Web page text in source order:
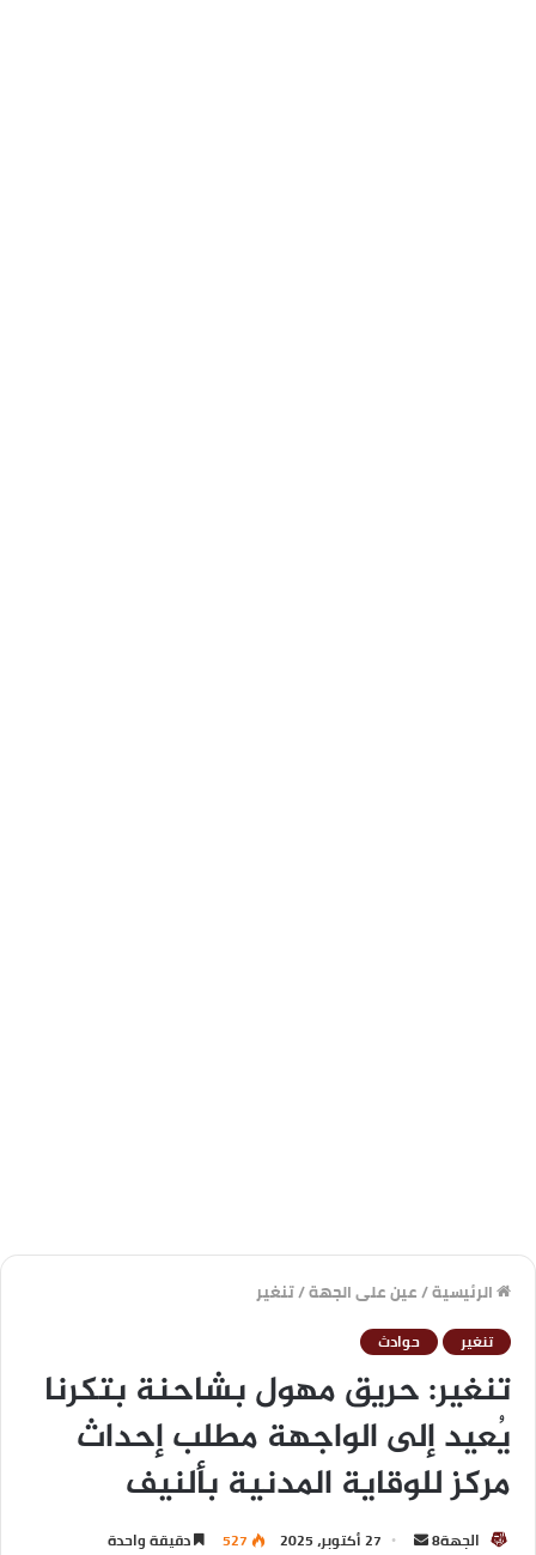
الرئيسية/عين على الجهة/تنغير
تنغير حوادث
تنغير: حريق مهول بشاحنة بتكرنا
يُعيد إلى الواجهة مطلب إحداث
مركز للوقاية المدنية بألنيف
الجهة8 27 أكتوبر، 2025 527 دقيقة واحدة